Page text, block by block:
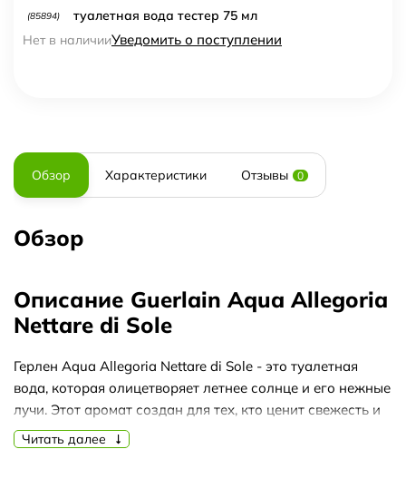
(85894)
туалетная вода тестер 75 мл
Нет в наличииУведомить о поступлении
Обзор Характеристики Отзывы 0
Обзор
Описание Guerlain Aqua Allegoria
Nettare di Sole
Герлен Aqua Allegoria Nettare di Sole - это туалетная
вода, которая олицетворяет летнее солнце и его нежные
лучи. Этот аромат создан для тех, кто ценит свежесть и
яркость, которые приносит с собой лето.
Читать далее